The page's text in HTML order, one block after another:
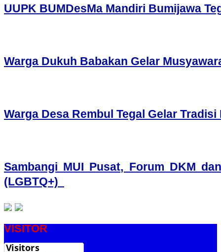
UUPK BUMDesMa Mandiri Bumijawa
Warga Dukuh Babakan Gelar
Warga Desa Rembul Tegal Gelar
Sambangi MUI Pusat, Forum DKM
(LGBTQ+)
VISITOR